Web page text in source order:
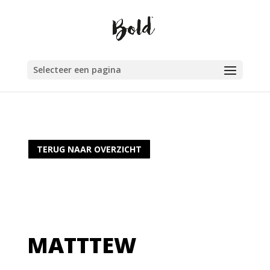
Selecteer een pagina
TERUG NAAR OVERZICHT
MATTTEW